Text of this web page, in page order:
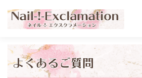
ホーム 選ばれる理由